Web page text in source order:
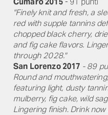
"Finely knit and fresh, a
red with supple tannins
chopped black cherry,
and fig cake flavors.
through 2028."
San Lorenzo 2017 - 89
Round and
featuring light, dusty
mulberry, fig cake, wild
Lingering finish. Drink